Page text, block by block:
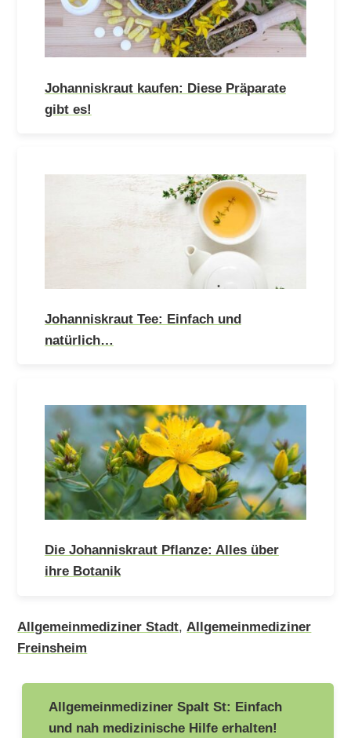
Johanniskraut kaufen: Diese Präparate
gibt es!
Johanniskraut Tee: Einfach und
natürlich…
Die Johanniskraut Pflanze: Alles über
ihre Botanik
Allgemeinmediziner Stadt, Allgemeinmediziner
Freinsheim
Beitragsnavigation
Allgemeinmediziner Spalt St: Einfach
und nah medizinische Hilfe erhalten!